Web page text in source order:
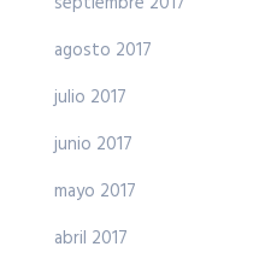
agosto 2017
julio 2017
junio 2017
mayo 2017
abril 2017